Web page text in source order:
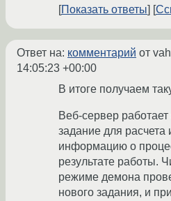
Показать ответы
Ответ на: комментарий от
14:05:23 +00:00
В итоге получаем
Веб-сервер
задание для расчета
информацию о
результате работы.
режиме демона
нового задания, и